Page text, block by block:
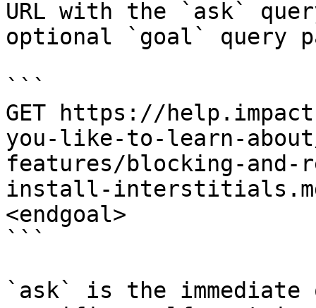
URL with the `ask`
optional `goal` query
```
GET https://
you-like-to-learn-
features/blocking-
install-
<endgoal>
```
`ask` is the